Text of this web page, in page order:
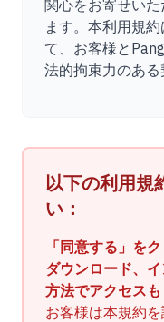
ブログ
営業部へのお問い合わ
無料
関心をお寄せい
ます。本利用規
て、お客様と
法的拘束力のある
以下の利用規
い：
「同意する」を
ダウンロード、
方法でアクセス
お客様は本規約